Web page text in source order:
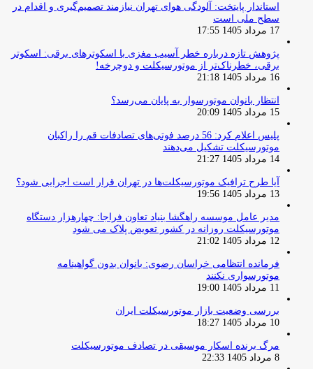
استاندار پایتخت: آلودگی هوای تهران نیازمند تصمیم‌گیری و اقدام در
سطح ملی است
17 مرداد 1405 17:55
پژوهش تازه درباره خطر آسیب مغزی با اسکوترهای برقی: اسکوتر
برقی، خطرناک‌تر از موتورسیکلت و دوچرخه!
16 مرداد 1405 21:18
انتظار بانوان موتورسوار به پایان می‌رسد؟
15 مرداد 1405 20:09
پلیس اعلام کرد: 56 درصد فوتی‌های تصادفات قم را راکبان
موتورسیکلت تشکیل می‌دهند
14 مرداد 1405 21:27
آیا طرح ترافیک موتورسیکلت‌ها در تهران قرار است اجرایی شود؟
13 مرداد 1405 19:56
مدیر عامل موسسه راهگشا بنیاد تعاون فراجا: چهارهزار دستگاه
موتورسیکلت روزانه در کشور تعویض پلاک می شود
12 مرداد 1405 21:02
فرمانده انتظامی خراسان رضوی: بانوان بدون گواهینامه
موتورسواری نکنند
11 مرداد 1405 19:00
بررسی وضعیت بازار موتورسیکلت ایران
10 مرداد 1405 18:27
مرگ برنده اسکار موسیقی در تصادف موتورسیکلت
8 مرداد 1405 22:33